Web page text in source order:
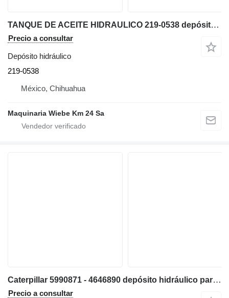
TANQUE DE ACEITE HIDRAULICO 219-0538 depósito hidráulico para Caterpillar TH560B cargadora telescópica
Precio a consultar
Depósito hidráulico
219-0538
México, Chihuahua
Maquinaria Wiebe Km 24 Sa
Caterpillar 5990871 - 4646890 depósito hidráulico para Caterpillar D6 D6XE bulldozer
Precio a consultar